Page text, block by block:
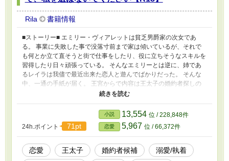
Rila 書籍情報
■ストーリー■ エミリー・ヴィアレットは貧乏男爵家の次女であ
る。 事業に失敗した事で没落寸前まで家は傾いているが、それで
も何とか立て直そうと街で仕事をしたり、役に立ちそうなスキルを
習得したり日々頑張っている。 そんなエミリーとは逆に、姉であ
るレイラは我儘で最近出来た恋人と遊んでばかりだった。 そんな
中、一通の手紙が届く。 王宮からで内容は王太子の婚約者探しの
為の招集の知らせだった。 エミリーは軽い気持ちで参加したはず
が、思いも寄らない方向へと進んで行くことになる。 ＊＊補足説
明＊＊ Ｒ18作品になります。ご注意ください。 基本的に前戯～本
番に※（キスや軽いスキンシップにはつけていません） 16万字を
超えて未だに完結が見えない為短編→長編に変更しました。 ※ム
ーンライトノベルズさんでも掲載中です。
24h.ポイント 71pt
小説 13,554 位 / 228,848件
恋愛 5,967 位 / 66,372件
恋愛 王太子 婚約者候補
溺愛/執着